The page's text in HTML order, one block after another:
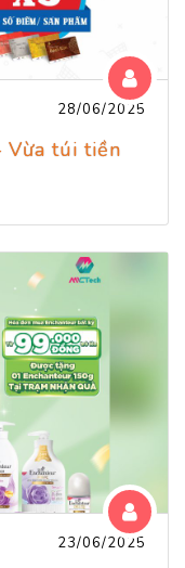
28/06/2025
Vừa túi tiền
23/06/2025